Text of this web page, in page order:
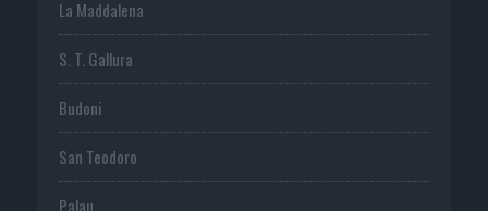
La Maddalena
S. T. Gallura
Budoni
San Teodoro
Palau